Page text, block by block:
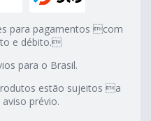
para pagamentos com
e débito.
para o Brasil.
estão sujeitos a
prévio.